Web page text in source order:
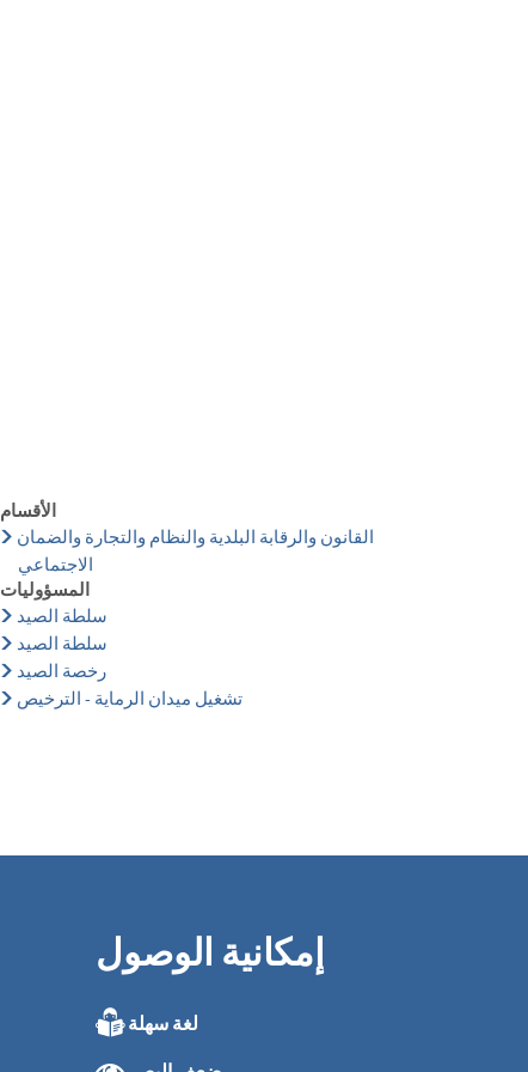
الأقسام
القانون والرقابة البلدية والنظام والتجارة والضمان
الاجتماعي
المسؤوليات
سلطة الصيد
سلطة الصيد
رخصة الصيد
تشغيل ميدان الرماية - الترخيص
إمكانية الوصول
لغة سهلة